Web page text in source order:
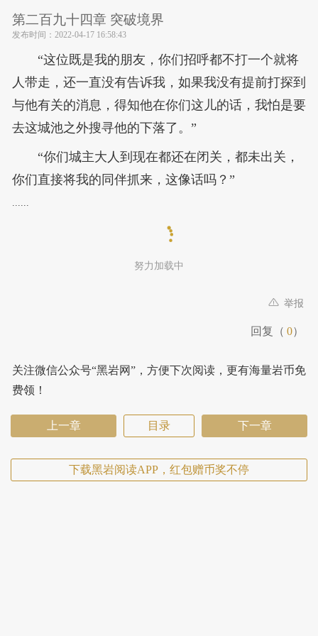
第二百九十四章 突破境界
发布时间： 2022-04-17 16:58:43
“这位既是我的朋友，你们招呼都不打一个就将
人带走，还一直没有告诉我，如果我没有提前打探到
与他有关的消息，得知他在你们这儿的话，我怕是要
去这城池之外搜寻他的下落了。”
“你们城主大人到现在都还在闭关，都未出关，
你们直接将我的同伴抓来，这像话吗？”
......
努力加载中
举报
回复（ 0）
关注微信公众号“黑岩网”，方便下次阅读，更有海量岩币免
费领！
上一章 目录 下一章
下载黑岩阅读APP，红包赠币奖不停